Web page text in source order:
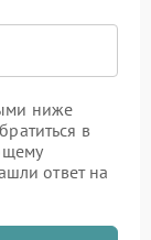
ниже
в
ответ на